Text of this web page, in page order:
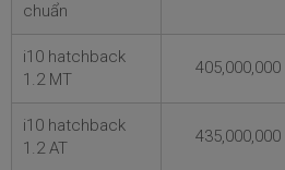
chuẩn
i10 hatchback
1.2 MT
405,000,000
i10 hatchback
1.2 AT
435,000,000